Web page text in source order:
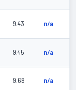
9.43 n/a
9.45 n/a
9.68 n/a